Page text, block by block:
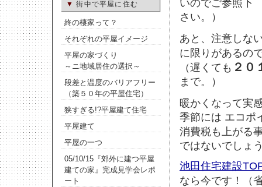
さい。）
あと、注意しな
に限りがあるの
（遅くても ２０
まで。）
暖かくなって実
季節には エコポ
消費税も上がる
ではないでしょ
池田住宅建設
なら今です！（
▼ 街中で平屋に住む
終の棲家って？
それぞれの平屋イメージ
平屋の家づくり
～ニ地域居住の選択～
段差と温度のバリアフリー
（築５０年の平屋住宅）
狭すぎる!?平屋建て住宅
平屋建て
平屋の一つ
05/10/15『郊外に建つ平屋
建ての家』完成見学会レポ
ート